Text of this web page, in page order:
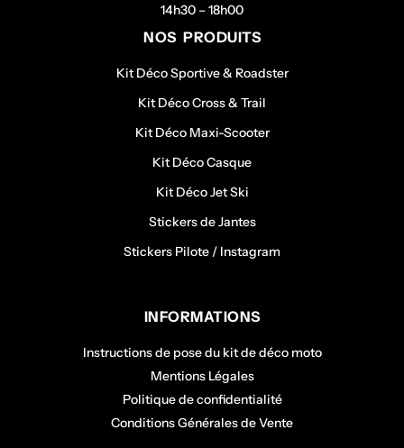
14h30 – 18h00
NOS PRODUITS
Kit Déco Sportive & Roadster
Kit Déco Cross & Trail
Kit Déco Maxi-Scooter
Kit Déco Casque
Kit Déco Jet Ski
Stickers de Jantes
Stickers Pilote / Instagram
INFORMATIONS
Instructions de pose du kit de déco moto
Mentions Légales
Politique de confidentialité
Conditions Générales de Vente